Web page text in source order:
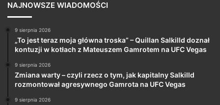
NAJNOWSZE WIADOMOŚCI
9 sierpnia 2026
„To jest teraz moja główna troska” – Quillan Salkilld doznał
kontuzji w kotłach z Mateuszem Gamrotem na UFC Vegas
9 sierpnia 2026
Zmiana warty – czyli rzecz o tym, jak kapitalny Salkilld
rozmontował agresywnego Gamrota na UFC Vegas
9 sierpnia 2026